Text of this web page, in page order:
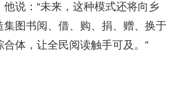
说：“未来，这种模式还将向乡
集图书阅、借、购、捐、赠、换于
体，让全民阅读触手可及。”